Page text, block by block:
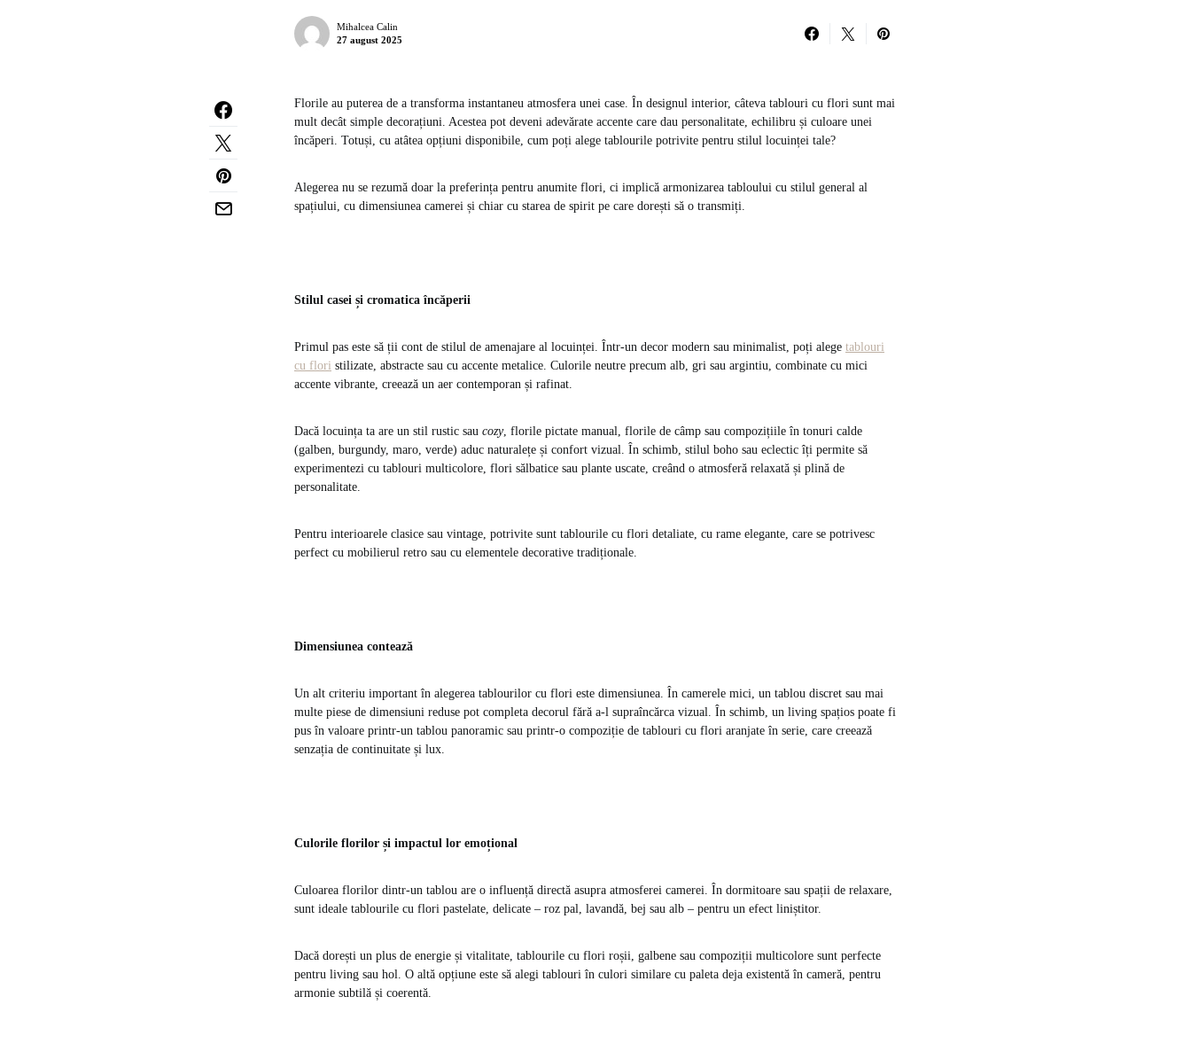
Mihalcea Calin
27 august 2025
Florile au puterea de a transforma instantaneu atmosfera unei case. În designul interior, câteva tablouri cu flori sunt mai
mult decât simple decorațiuni. Acestea pot deveni adevărate accente care dau personalitate, echilibru și culoare unei
încăperi. Totuși, cu atâtea opțiuni disponibile, cum poți alege tablourile potrivite pentru stilul locuinței tale?
Alegerea nu se rezumă doar la preferința pentru anumite flori, ci implică armonizarea tabloului cu stilul general al
spațiului, cu dimensiunea camerei și chiar cu starea de spirit pe care dorești să o transmiți.
Stilul casei și cromatica încăperii
Primul pas este să ții cont de stilul de amenajare al locuinței. Într-un decor modern sau minimalist, poți alege tablouri
cu flori stilizate, abstracte sau cu accente metalice. Culorile neutre precum alb, gri sau argintiu, combinate cu mici
accente vibrante, creează un aer contemporan și rafinat.
Dacă locuința ta are un stil rustic sau cozy, florile pictate manual, florile de câmp sau compozițiile în tonuri calde
(galben, burgundy, maro, verde) aduc naturalețe și confort vizual. În schimb, stilul boho sau eclectic îți permite să
experimentezi cu tablouri multicolore, flori sălbatice sau plante uscate, creând o atmosferă relaxată și plină de
personalitate.
Pentru interioarele clasice sau vintage, potrivite sunt tablourile cu flori detaliate, cu rame elegante, care se potrivesc
perfect cu mobilierul retro sau cu elementele decorative tradiționale.
Dimensiunea contează
Un alt criteriu important în alegerea tablourilor cu flori este dimensiunea. În camerele mici, un tablou discret sau mai
multe piese de dimensiuni reduse pot completa decorul fără a-l supraîncărca vizual. În schimb, un living spațios poate fi
pus în valoare printr-un tablou panoramic sau printr-o compoziție de tablouri cu flori aranjate în serie, care creează
senzația de continuitate și lux.
Culorile florilor și impactul lor emoțional
Culoarea florilor dintr-un tablou are o influență directă asupra atmosferei camerei. În dormitoare sau spații de relaxare,
sunt ideale tablourile cu flori pastelate, delicate – roz pal, lavandă, bej sau alb – pentru un efect liniștitor.
Dacă dorești un plus de energie și vitalitate, tablourile cu flori roșii, galbene sau compoziții multicolore sunt perfecte
pentru living sau hol. O altă opțiune este să alegi tablouri în culori similare cu paleta deja existentă în cameră, pentru
armonie subtilă și coerentă.